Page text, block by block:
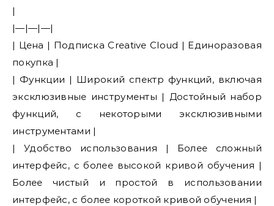
|
|—|—|—|
| Цена | Подписка Creative Cloud | Единоразовая
покупка |
| Функции | Широкий спектр функций, включая
эксклюзивные инструменты | Достойный набор
функций, с некоторыми эксклюзивными
инструментами |
| Удобство использования | Более сложный
интерфейс, с более высокой кривой обучения |
Более чистый и простой в использовании
интерфейс, с более короткой кривой обучения |